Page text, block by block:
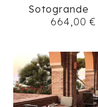
Sotogrande
664,00€